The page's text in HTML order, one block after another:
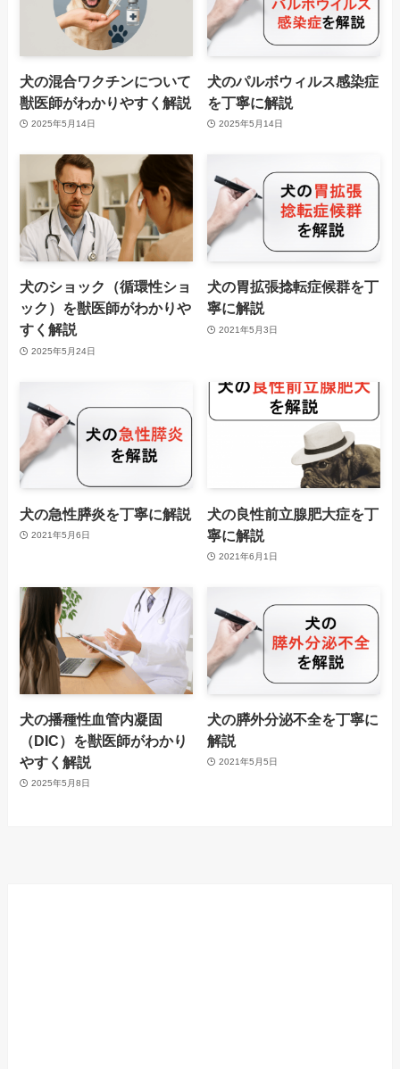
犬の混合ワクチンについて
獣医師がわかりやすく解説
2025年5月14日
犬のパルボウィルス感染症
を丁寧に解説
2025年5月14日
犬のショック（循環性ショ
ック）を獣医師がわかりや
すく解説
2025年5月24日
犬の胃拡張捻転症候群を丁
寧に解説
2021年5月3日
犬の急性膵炎を丁寧に解説
2021年5月6日
犬の良性前立腺肥大症を丁
寧に解説
2021年6月1日
犬の播種性血管内凝固
（DIC）を獣医師がわかり
やすく解説
2025年5月8日
犬の膵外分泌不全を丁寧に
解説
2021年5月5日